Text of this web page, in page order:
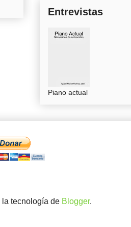
Entrevistas
Piano actual
tecnología de Blogger.